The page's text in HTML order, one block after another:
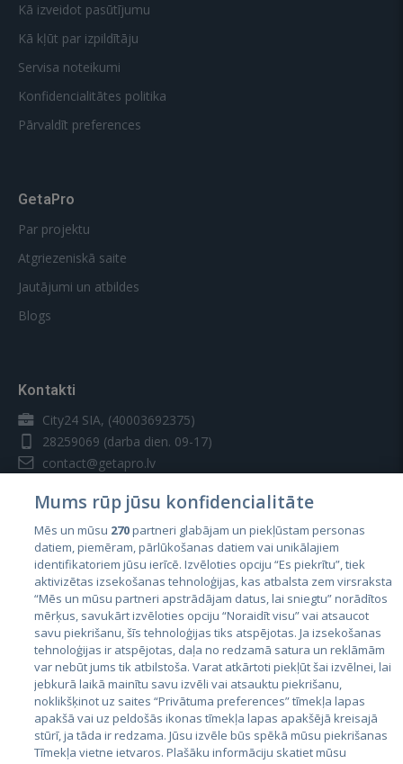
Kā izveidot pasūtījumu
Kā kļūt par izpildītāju
Servisa noteikumi
Konfidencialitātes politika
Pārvaldīt preferences
GetaPro
Par projektu
Atgriezeniskā saite
Jautājumi un atbildes
Blogs
Kontakti
City24 SIA, (40003692375)
28259069 (darba dien. 09-17)
contact@getapro.lv
Valstis
Igaunija
Latvija
Lietuva
Mums rūp jūsu konfidencialitāte
Mēs un mūsu 270partneri glabājam un piekļūstam personas
datiem, piemēram, pārlūkošanas datiem vai unikālajiem
identifikatoriem jūsu ierīcē. Izvēloties opciju “Es piekrītu”, tiek
aktivizētas izsekošanas tehnoloģijas, kas atbalsta zem virsraksta
“Mēs un mūsu partneri apstrādājam datus, lai sniegtu” norādītos
mērķus, savukārt izvēloties opciju “Noraidīt visu” vai atsaucot
savu piekrišanu, šīs tehnoloģijas tiks atspējotas. Ja izsekošanas
tehnoloģijas ir atspējotas, daļa no redzamā satura un reklāmām
var nebūt jums tik atbilstoša. Varat atkārtoti piekļūt šai izvēlnei, lai
jebkurā laikā mainītu savu izvēli vai atsauktu piekrišanu,
noklikšķinot uz saites “Privātuma preferences” tīmekļa lapas
apakšā vai uz peldošās ikonas tīmekļa lapas apakšējā kreisajā
stūrī, ja tāda ir redzama. Jūsu izvēle būs spēkā mūsu piekrišanas
Tīmekļa vietne ietvaros. Plašāku informāciju skatiet mūsu